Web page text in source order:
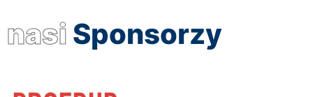
nasi Sponsorzy